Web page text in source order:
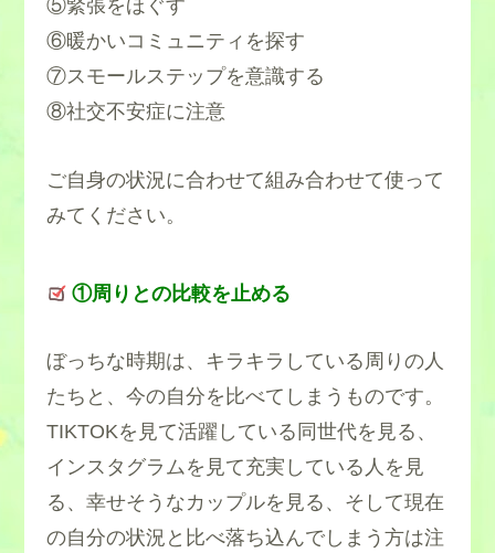
⑤緊張をほぐす
⑥暖かいコミュニティを探す
⑦スモールステップを意識する
⑧社交不安症に注意
ご自身の状況に合わせて組み合わせて使って
みてください。
①周りとの比較を止める
ぼっちな時期は、キラキラしている周りの人
たちと、今の自分を比べてしまうものです。
TIKTOKを見て活躍している同世代を見る、
インスタグラムを見て充実している人を見
る、幸せそうなカップルを見る、そして現在
の自分の状況と比べ落ち込んでしまう方は注